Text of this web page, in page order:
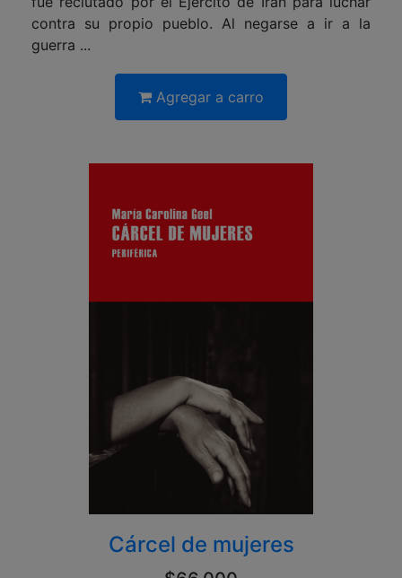
contra su propio pueblo. Al negarse a ir a la
guerra ...
Agregar a carro
Cárcel de mujeres